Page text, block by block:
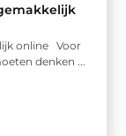
online Voor
denken ...